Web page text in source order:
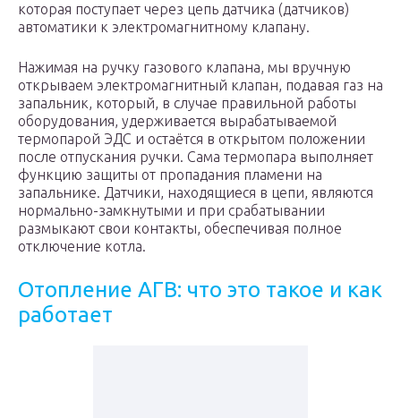
которая поступает через цепь датчика (датчиков)
автоматики к электромагнитному клапану.
Нажимая на ручку газового клапана, мы вручную
открываем электромагнитный клапан, подавая газ на
запальник, который, в случае правильной работы
оборудования, удерживается вырабатываемой
термопарой ЭДС и остаётся в открытом положении
после отпускания ручки. Сама термопара выполняет
функцию защиты от пропадания пламени на
запальнике. Датчики, находящиеся в цепи, являются
нормально-замкнутыми и при срабатывании
размыкают свои контакты, обеспечивая полное
отключение котла.
Отопление АГВ: что это такое и как
работает